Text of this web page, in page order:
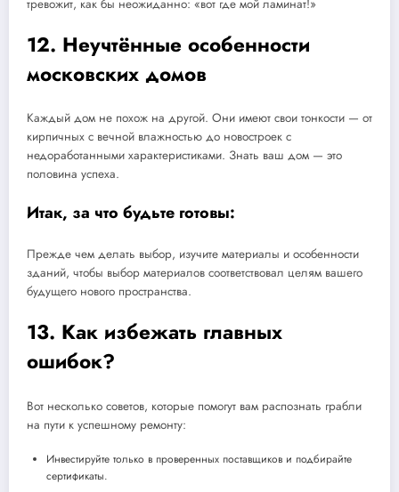
тревожит, как бы неожиданно: «вот где мой ламинат!»
12. Неучтённые особенности
московских домов
Каждый дом не похож на другой. Они имеют свои тонкости — от
кирпичных с вечной влажностью до новостроек с
недоработанными характеристиками. Знать ваш дом — это
половина успеха.
Итак, за что будьте готовы:
Прежде чем делать выбор, изучите материалы и особенности
зданий, чтобы выбор материалов соответствовал целям вашего
будущего нового пространства.
13. Как избежать главных
ошибок?
Вот несколько советов, которые помогут вам распознать грабли
на пути к успешному ремонту:
Инвестируйте только в проверенных поставщиков и подбирайте
сертификаты.